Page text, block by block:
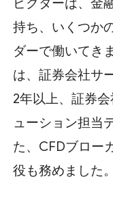
持ち、いくつか
ダーで働いてき
は、証券会社サ
2年以上、証券
ューション担当
た、CFDブロー
役も務めました。